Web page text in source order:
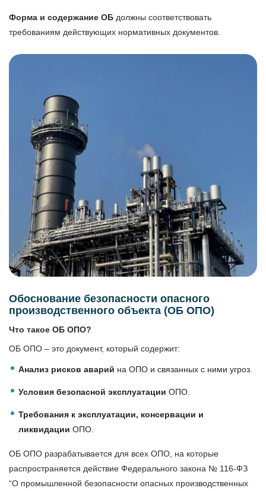
Форма и содержание ОБ должны соответствовать
требованиям действующих нормативных документов.
Обоснование безопасности опасного
производственного объекта (ОБ ОПО)
Что такое ОБ ОПО?
ОБ ОПО – это документ, который содержит:
Анализ рисков аварий на ОПО и связанных с ними угроз.
Условия безопасной эксплуатации ОПО.
Требования к эксплуатации, консервации и
ликвидации ОПО.
ОБ ОПО разрабатывается для всех ОПО, на которые
распространяется действие Федерального закона № 116-ФЗ
“О промышленной безопасности опасных производственных